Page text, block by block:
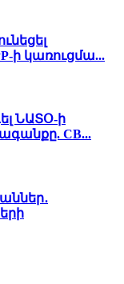
ի կառուցմա...
ՆԱՏՕ-ի
CB...